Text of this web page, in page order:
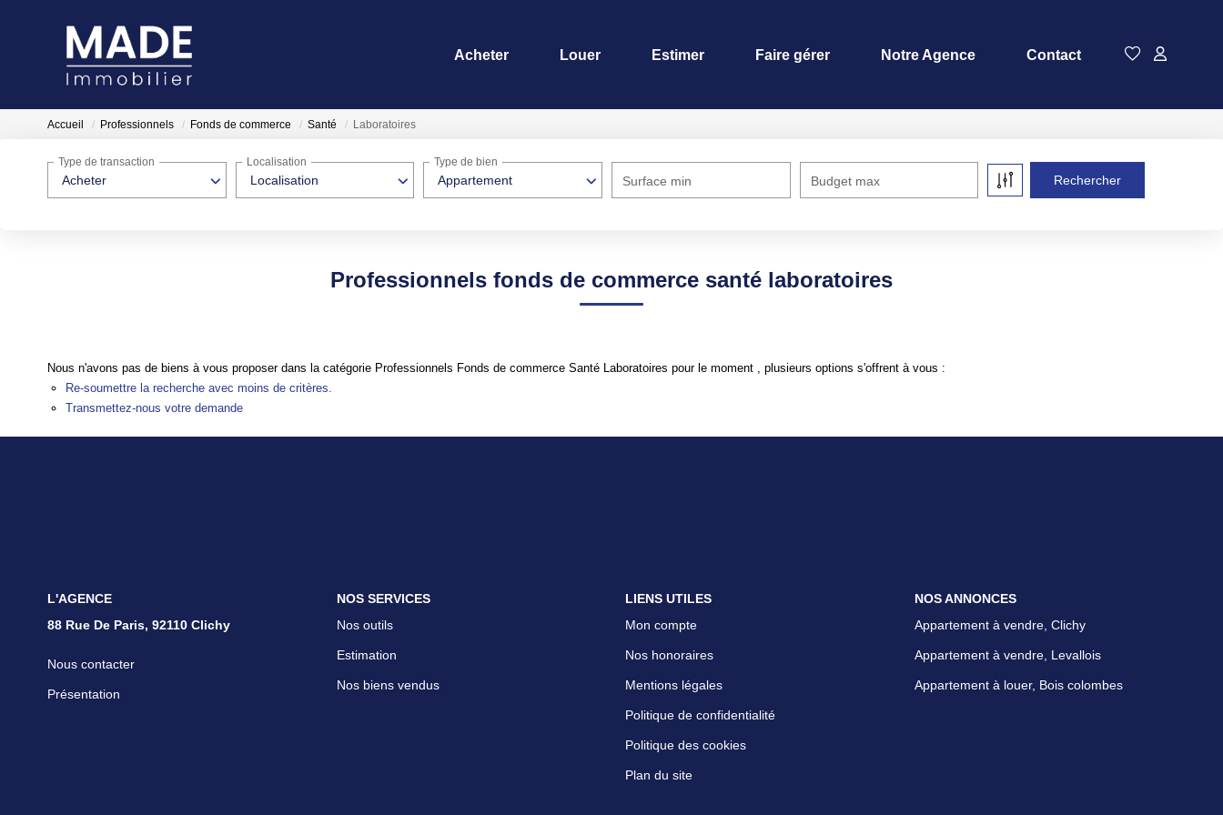
Acheter Louer Estimer Faire gérer Notre Agence Contact
Accueil Professionnels Fonds de commerce Santé Laboratoires
Acheter
Type de transaction
Localisation
Localisation
Appartement
Type de bien
Surface min Budget max
Professionnels fonds de commerce santé laboratoires
Nous n'avons pas de biens à vous proposer dans la catégorie Professionnels Fonds de commerce Santé Laboratoires pour le moment , plusieurs options s'offrent à vous :
Re-soumettre la recherche avec moins de critères.
Transmettez-nous votre demande
L'AGENCE
88 Rue De Paris, 92110 Clichy
Nous contacter
Présentation
NOS SERVICES
Nos outils
Estimation
Nos biens vendus
LIENS UTILES
Mon compte
Nos honoraires
Mentions légales
Politique de confidentialité
Politique des cookies
Plan du site
NOS ANNONCES
Appartement à vendre, Clichy
Appartement à vendre, Levallois
Appartement à louer, Bois colombes